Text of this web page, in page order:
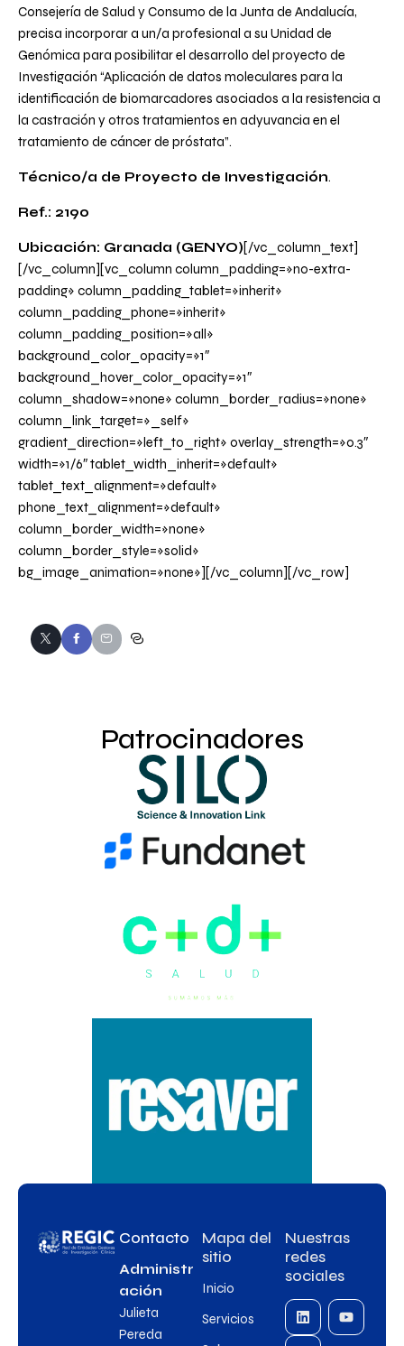
Consejería de Salud y Consumo de la Junta de Andalucía,
precisa incorporar a un/a profesional a su Unidad de
Genómica para posibilitar el desarrollo del proyecto de
Investigación “Aplicación de datos moleculares para la
identificación de biomarcadores asociados a la resistencia a
la castración y otros tratamientos en adyuvancia en el
tratamiento de cáncer de próstata”.
Técnico/a de Proyecto de Investigación.
Ref.: 2190
Ubicación: Granada (GENYO)[/vc_column_text]
[/vc_column][vc_column column_padding=»no-extra-
padding» column_padding_tablet=»inherit»
column_padding_phone=»inherit»
column_padding_position=»all»
background_color_opacity=»1″
background_hover_color_opacity=»1″
column_shadow=»none» column_border_radius=»none»
column_link_target=»_self»
gradient_direction=»left_to_right» overlay_strength=»0.3″
width=»1/6″ tablet_width_inherit=»default»
tablet_text_alignment=»default»
phone_text_alignment=»default»
column_border_width=»none»
column_border_style=»solid»
bg_image_animation=»none»][/vc_column][/vc_row]
Patrocinadores
Contacto
Administr
ación
Julieta
Pereda
Mapa del
sitio
Inicio
Servicios
Nuestras
redes
sociales